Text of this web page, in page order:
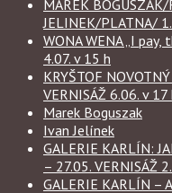
MAREK
JELINEK/PLATNA/
WONA WENA „I
4.07. v 15 h
KRYŠTOF
VERNISÁŽ 6.06. v 17
Marek Boguszak
Ivan Jelínek
GALERIE KARLÍN:
– 27.05. VERNISÁŽ
GALERIE KARLÍN –